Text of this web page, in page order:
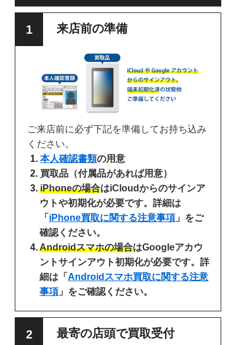
来店前の準備
ご来店前に必ず下記を準備してお持ち込み
ください。
本人確認書類の用意
買取品（付属品があれば用意）
iPhoneの場合はiCloudからのサインア
ウトや初期化が必要です。詳細は
「 iPhone買取に関する注意事項 」をご
確認ください。
Androidスマホの場合はGoogleアカウ
ントサインアウト初期化が必要です。詳
細は「 Androidスマホ買取に関する注意
事項 」をご確認ください。
最寄の店頭で買取受付